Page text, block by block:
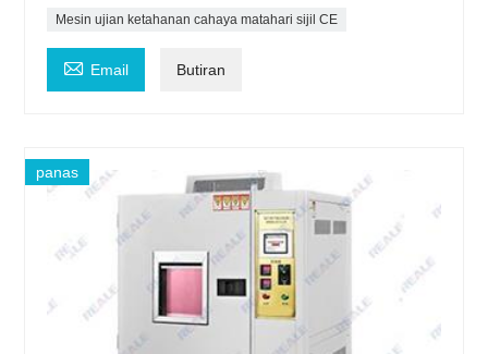
Mesin ujian ketahanan cahaya matahari sijil CE
 Email Butiran
panas